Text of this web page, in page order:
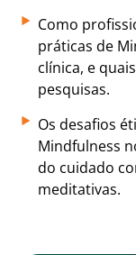
Como
práticas de
clínica, e
pesquisas.
Os desafios
Mindfulness
do cuidado
meditativas.